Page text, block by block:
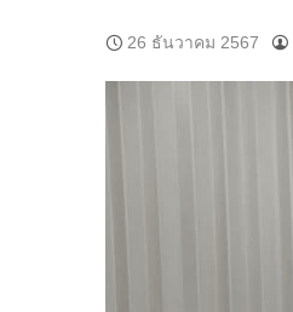
26 ธันวาคม 2567